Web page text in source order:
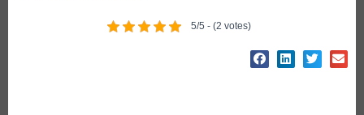
5/5 - (2 votes)